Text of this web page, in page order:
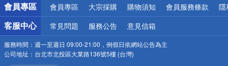
會員專區 會員專區 大宗採購 購物須知 會員服務條款 隱
客服中心 常見問題 服務公告 意見信箱
服務時間： 週一至週日 09:00-21:00，例假日依網站公告為主
公司地址： 台北市北投區大業路136號5樓 (台灣)